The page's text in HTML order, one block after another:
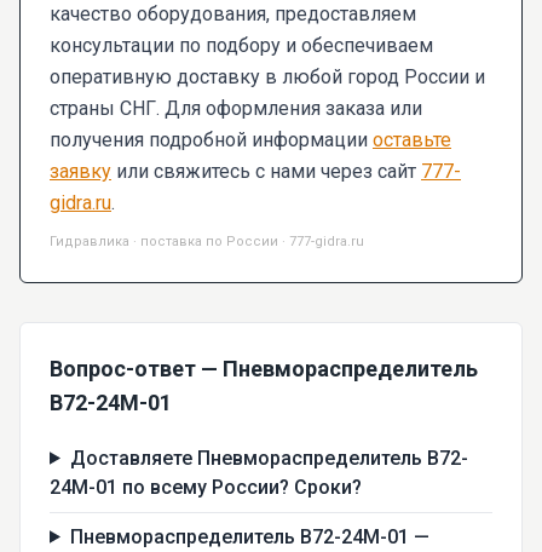
качество оборудования, предоставляем
консультации по подбору и обеспечиваем
оперативную доставку в любой город России и
страны СНГ. Для оформления заказа или
получения подробной информации оставьте
заявку или свяжитесь с нами через сайт 777-
gidra.ru.
Гидравлика · поставка по России · 777-gidra.ru
Вопрос-ответ — Пневмораспределитель
В72-24М-01
Доставляете Пневмораспределитель В72-
24М-01 по всему России? Сроки?
Пневмораспределитель В72-24М-01 —